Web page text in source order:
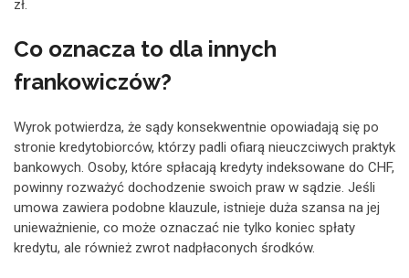
zł.
Co oznacza to dla innych
frankowiczów?
Wyrok potwierdza, że sądy konsekwentnie opowiadają się po
stronie kredytobiorców, którzy padli ofiarą nieuczciwych praktyk
bankowych. Osoby, które spłacają kredyty indeksowane do CHF,
powinny rozważyć dochodzenie swoich praw w sądzie. Jeśli
umowa zawiera podobne klauzule, istnieje duża szansa na jej
unieważnienie, co może oznaczać nie tylko koniec spłaty
kredytu, ale również zwrot nadpłaconych środków.